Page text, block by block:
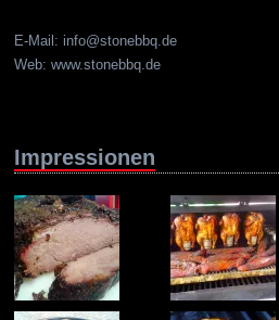
E-Mail: info@stonebbq.de
Web: www.stonebbq.de
Impressionen